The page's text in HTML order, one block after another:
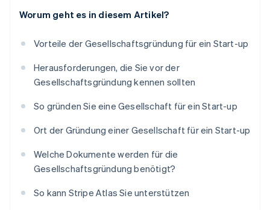
Worum geht es in diesem Artikel?
Vorteile der Gesellschaftsgründung für ein Start-up
Herausforderungen, die Sie vor der
Gesellschaftsgründung kennen sollten
So gründen Sie eine Gesellschaft für ein Start-up
Ort der Gründung einer Gesellschaft für ein Start-up
Welche Dokumente werden für die
Gesellschaftsgründung benötigt?
So kann Stripe Atlas Sie unterstützen